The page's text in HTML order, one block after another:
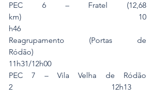
PEC 6 – Fratel (12,68
km)                                                            10
h46
Reagrupamento (Portas de
Ródão)
11h31/12h00
PEC 7 – Vila Velha de Ródão
2                                                   12h13